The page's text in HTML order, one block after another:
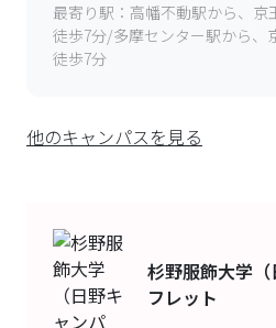
最寄り駅： 高幡不動駅から、京
徒歩7分/多摩センター駅から、
徒歩7分
他のキャンパスを見る
杉野服飾大学（
フレット